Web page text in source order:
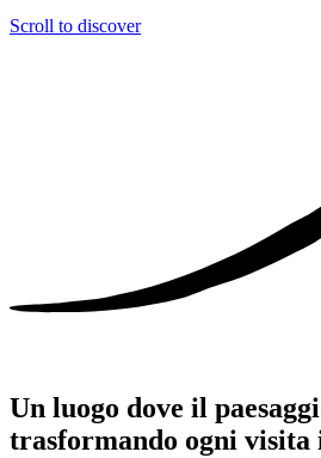
Scroll to discover
Un luogo dove il
trasformando ogni visita